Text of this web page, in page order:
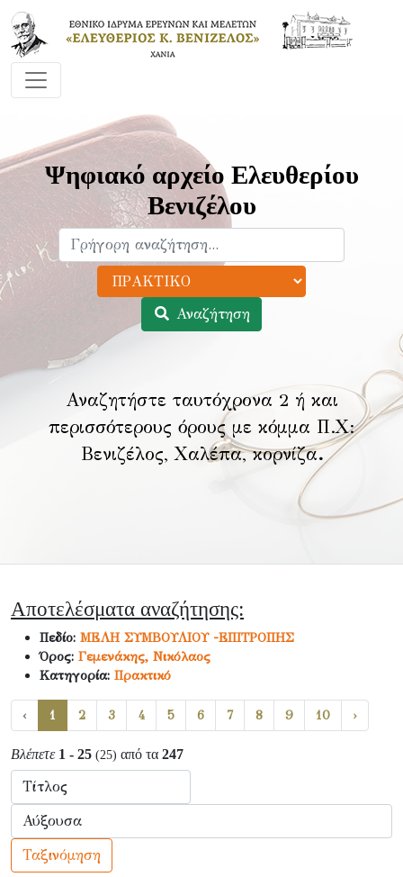
Ψηφιακό αρχείο Ελευθερίου
Βενιζέλου
Αναζήτηση
Αναζητήστε ταυτόχρονα 2 ή και
περισσότερους όρους με κόμμα Π.Χ:
Βενιζέλος, Χαλέπα, κορνίζα.
Αποτελέσματα αναζήτησης:
Πεδίο: ΜΕΛΗ ΣΥΜΒΟΥΛΙΟΥ -ΕΠΙΤΡΟΠΗΣ
Όρος: Γεμενάκης, Νικόλαος
Κατηγορία: Πρακτικό
‹ 1 2 3 4 5 6 7 8 9 10 ›
Βλέπετε 1 - 25 (25) από τα 247
Ταξινόμηση